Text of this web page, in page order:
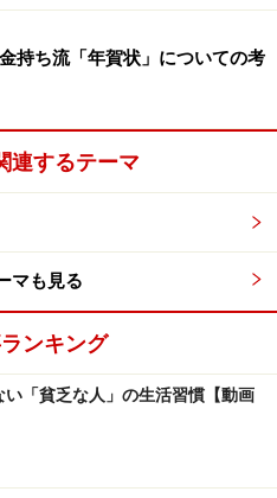
直さないといけない欠点な
、本当に明るい未来が待っ
てみることです。
持ち流「年賀状」についての考
連するテーマ
マも見る
ンキング
い「貧乏な人」の生活習慣【動画